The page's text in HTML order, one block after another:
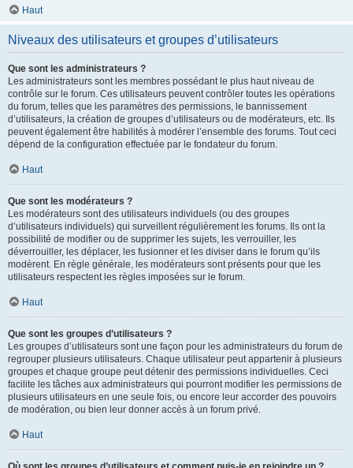
Haut
Niveaux des utilisateurs et groupes d’utilisateurs
Que sont les administrateurs ?
Les administrateurs sont les membres possédant le plus haut niveau de
contrôle sur le forum. Ces utilisateurs peuvent contrôler toutes les opérations
du forum, telles que les paramètres des permissions, le bannissement
d’utilisateurs, la création de groupes d’utilisateurs ou de modérateurs, etc. Ils
peuvent également être habilités à modérer l’ensemble des forums. Tout ceci
dépend de la configuration effectuée par le fondateur du forum.
Haut
Que sont les modérateurs ?
Les modérateurs sont des utilisateurs individuels (ou des groupes
d’utilisateurs individuels) qui surveillent régulièrement les forums. Ils ont la
possibilité de modifier ou de supprimer les sujets, les verrouiller, les
déverrouiller, les déplacer, les fusionner et les diviser dans le forum qu’ils
modèrent. En règle générale, les modérateurs sont présents pour que les
utilisateurs respectent les règles imposées sur le forum.
Haut
Que sont les groupes d’utilisateurs ?
Les groupes d’utilisateurs sont une façon pour les administrateurs du forum de
regrouper plusieurs utilisateurs. Chaque utilisateur peut appartenir à plusieurs
groupes et chaque groupe peut détenir des permissions individuelles. Ceci
facilite les tâches aux administrateurs qui pourront modifier les permissions de
plusieurs utilisateurs en une seule fois, ou encore leur accorder des pouvoirs
de modération, ou bien leur donner accès à un forum privé.
Haut